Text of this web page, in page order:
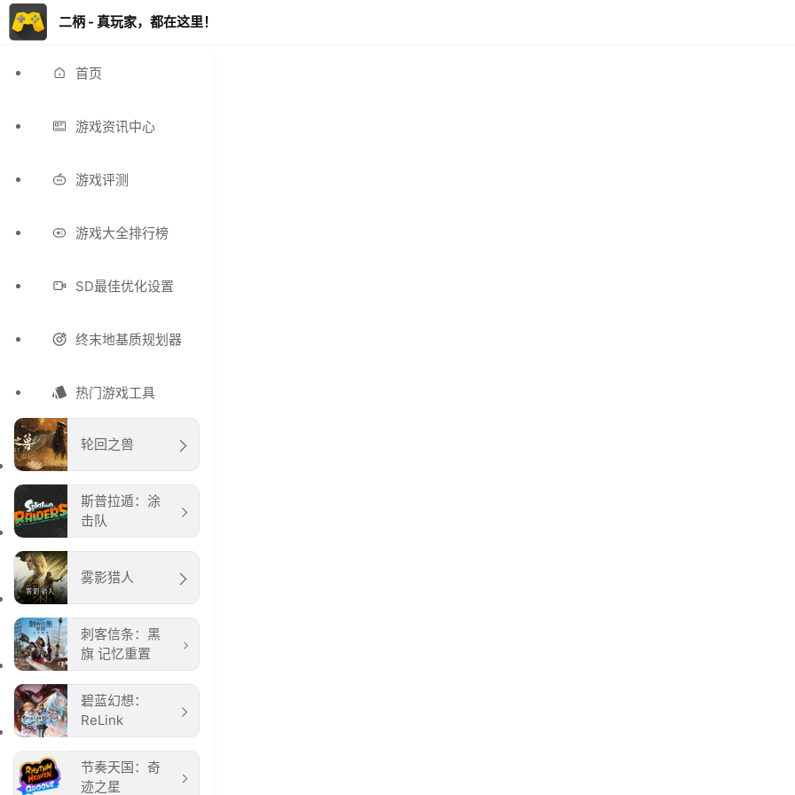
二柄 - 真玩家，都在这里！
首页
游戏资讯中心
游戏评测
游戏大全排行榜
SD最佳优化设置
终末地基质规划器
热门游戏工具
轮回之兽
斯普拉遁：涂
击队
雾影猎人
刺客信条：黑
旗 记忆重置
碧蓝幻想：
ReLink
节奏天国：奇
迹之星